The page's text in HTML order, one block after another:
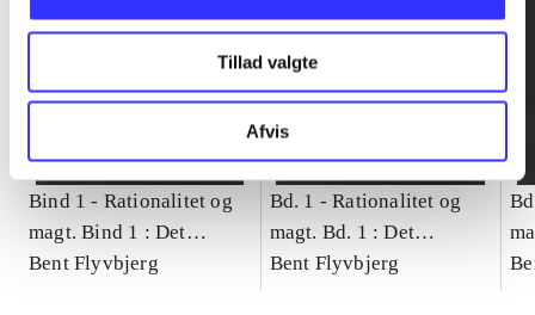
Tillad valgte
Afvis
Bind 1 - Rationalitet og
magt. Bind 1 : Det
konkretes videnskab
Bent Flyvbjerg
Bd. 1 -Rationalitet og
magt. Bd. 1 : Det
konkretes videnskab
Bent Flyvbjerg